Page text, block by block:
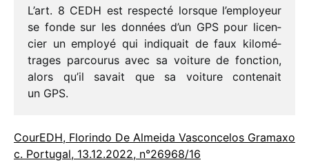
L’art. 8 CEDH est respecté lorsque l’employeur
se fonde sur les données d’un GPS pour licen­
cier un employé qui indi­quait de faux kilo­mé­
trages parcou­rus avec sa voiture de fonc­tion,
alors qu’il savait que sa voiture conte­nait
un GPS.
CourEDH, Florindo De Almeida Vasconcelos Gramaxo
c. Portugal, 13.12.2022, n°26968/16